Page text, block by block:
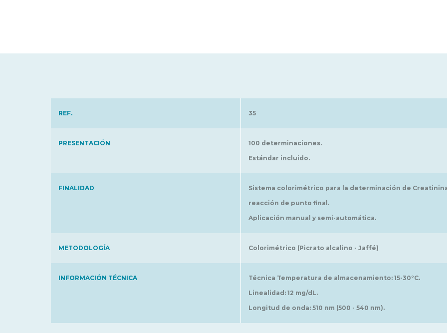
REF. 35
PRESENTACIÓN
100 determinaciones.
Estándar incluido.
FINALIDAD
Sistema colorimétrico para la determinación de
reacción de punto final.
Aplicación manual y semi-automática.
METODOLOGÍA Colorimétrico (Picrato alcalino - Jaffé)
INFORMACIÓN TÉCNICA
Técnica Temperatura de almacenamiento: 15-30°C.
Linealidad: 12 mg/dL.
Longitud de onda: 510 nm (500 - 540 nm).